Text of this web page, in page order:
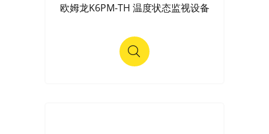
欧姆龙K6PM-TH 温度状态监视设备